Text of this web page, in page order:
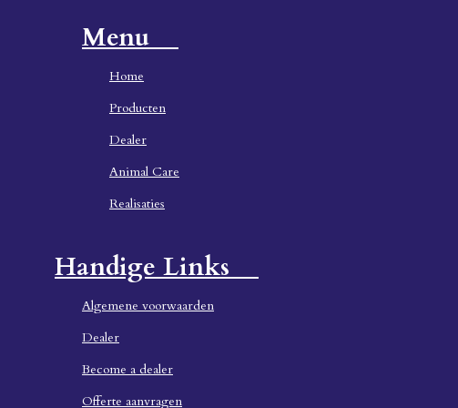
Menu
Home
Producten
Dealer
Animal Care
Realisaties
Handige Links
Algemene voorwaarden
Dealer
Become a dealer
Offerte aanvragen